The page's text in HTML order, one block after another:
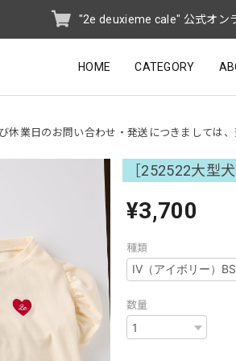
"2e deuxieme cale" 公式オン
HOME CATEGORY
休業日のお問い合わせ・発送につきましては
［252522大型
¥3,700
種類
数量